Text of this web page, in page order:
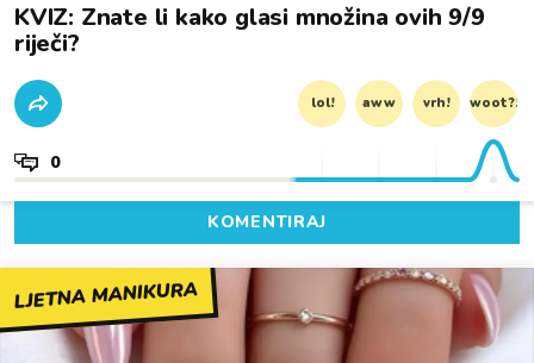
KVIZ: Znate li kako glasi množina ovih 9/9
riječi?
lol! aww vrh! woot?!
0
KOMENTIRAJ
LJETNA MANIKURA